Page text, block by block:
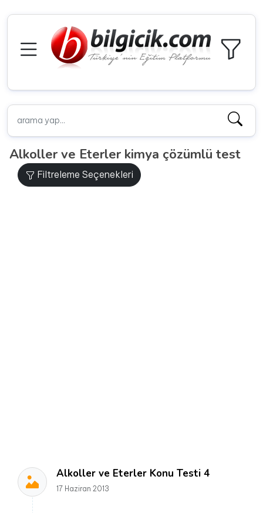
Alkoller ve Eterler kimya çözümlü test
Filtreleme Seçenekleri
Alkoller ve Eterler Konu Testi 4
17 Haziran 2013